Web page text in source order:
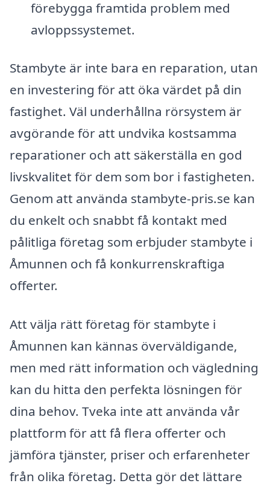
förebygga framtida problem med
avloppssystemet.
Stambyte är inte bara en reparation, utan
en investering för att öka värdet på din
fastighet. Väl underhållna rörsystem är
avgörande för att undvika kostsamma
reparationer och att säkerställa en god
livskvalitet för dem som bor i fastigheten.
Genom att använda stambyte-pris.se kan
du enkelt och snabbt få kontakt med
pålitliga företag som erbjuder stambyte i
Åmunnen och få konkurrenskraftiga
offerter.
Att välja rätt företag för stambyte i
Åmunnen kan kännas överväldigande,
men med rätt information och vägledning
kan du hitta den perfekta lösningen för
dina behov. Tveka inte att använda vår
plattform för att få flera offerter och
jämföra tjänster, priser och erfarenheter
från olika företag. Detta gör det lättare